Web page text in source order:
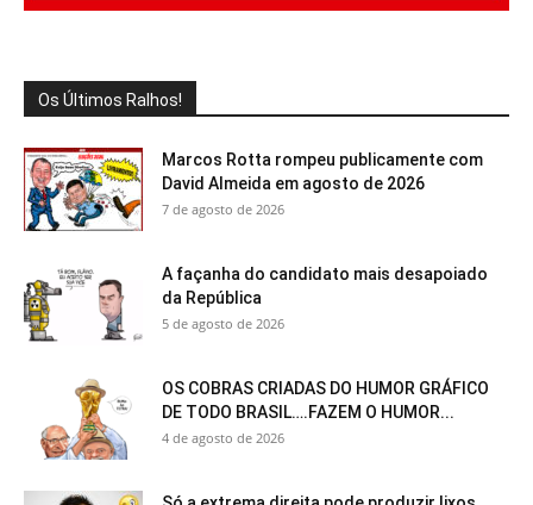
Os Últimos Ralhos!
Marcos Rotta rompeu publicamente com
David Almeida em agosto de 2026
7 de agosto de 2026
A façanha do candidato mais desapoiado
da República
5 de agosto de 2026
OS COBRAS CRIADAS DO HUMOR GRÁFICO
DE TODO BRASIL….FAZEM O HUMOR...
4 de agosto de 2026